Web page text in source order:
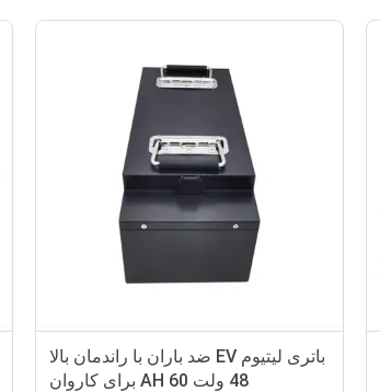
باتری لیتیوم EV ضد باران با راندمان بالا
48 ولت 60 AH برای کاروان